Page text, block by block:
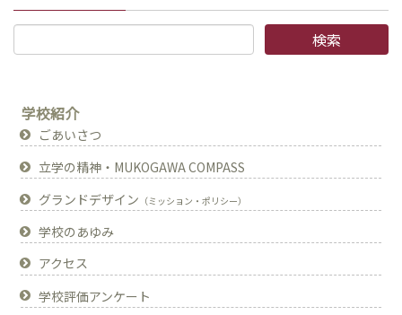
学校紹介
ごあいさつ
立学の精神・MUKOGAWA COMPASS
グランドデザイン （ミッション・ポリシー）
学校のあゆみ
アクセス
学校評価アンケート